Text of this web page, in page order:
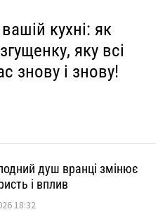
кухні: як
яку всі
знову і знову!
душ вранці змінює
і вплив
18:32